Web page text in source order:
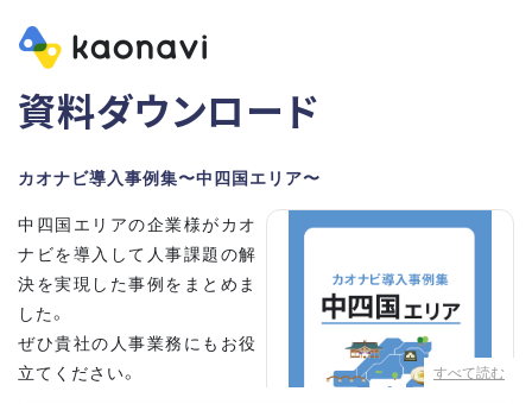
資料ダウンロード
カオナビ導入事例集〜中四国エリア〜
すべて読む
中四国エリアの企業様がカオ
ナビを導入して人事課題の解
決を実現した事例をまとめま
した。
ぜひ貴社の人事業務にもお役
立てください。